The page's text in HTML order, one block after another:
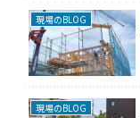
現場のBLOG
現場のBLOG